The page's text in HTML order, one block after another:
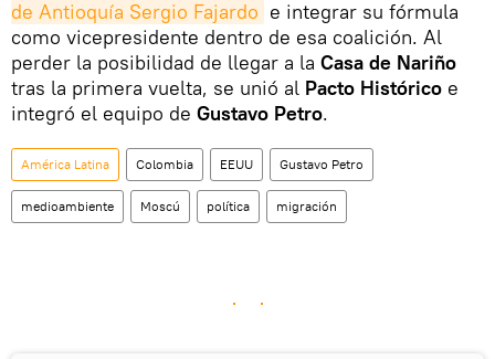
de Antioquía Sergio Fajardo e integrar su fórmula
como vicepresidente dentro de esa coalición. Al
perder la posibilidad de llegar a la Casa de Nariño
tras la primera vuelta, se unió al Pacto Histórico e
integró el equipo de Gustavo Petro.
América Latina Colombia EEUU Gustavo Petro
medioambiente Moscú política migración